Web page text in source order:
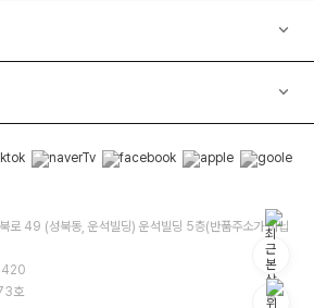
로 49 (성북동, 운석빌딩) 운석빌딩 5층(반품주소가 아닙
호